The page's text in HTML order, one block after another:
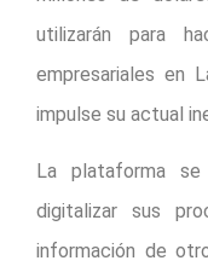
utilizarán para
empresariales en
impulse su actual
La plataforma
digitalizar sus
información de